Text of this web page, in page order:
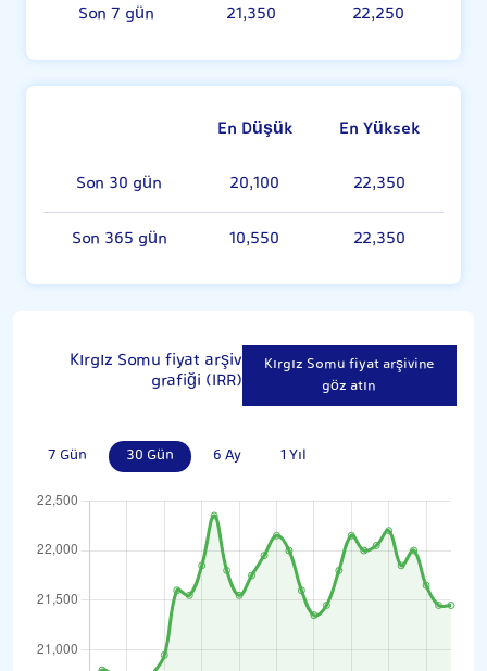
Son 7 gün 21,350 22,250
En Düşük
En Yüksek
Son 30 gün
20,100 22,350
Son 365 gün 10,550 22,350
Kırgız Somu fiyat arşiv
grafiği (IRR)
Kırgız Somu fiyat arşivine
göz atın
7 Gün 30 Gün 6 Ay 1 Yıl